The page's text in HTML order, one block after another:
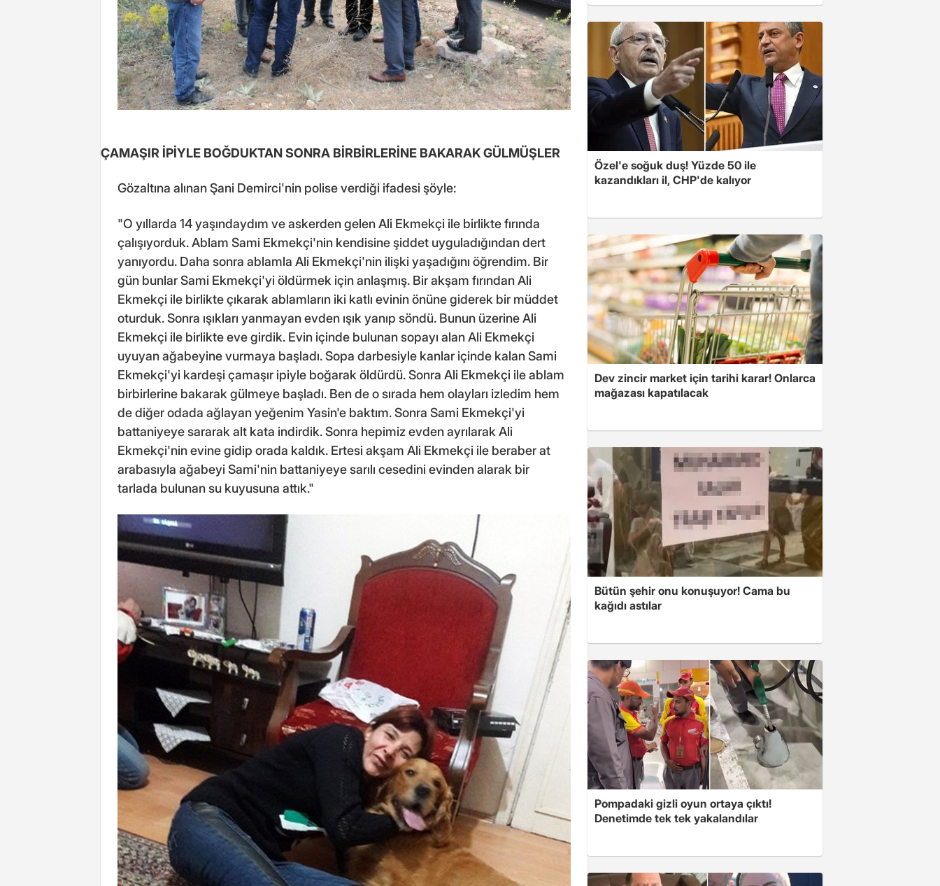
ÇAMAŞIR İPİYLE BOĞDUKTAN SONRA BİRBİRLERİNE BAKARAK GÜLMÜŞLER
Gözaltına alınan Şani Demirci'nin polise verdiği ifadesi şöyle:
"O yıllarda 14 yaşındaydım ve askerden gelen Ali Ekmekçi ile birlikte fırında
çalışıyorduk. Ablam Sami Ekmekçi'nin kendisine şiddet uyguladığından dert
yanıyordu. Daha sonra ablamla Ali Ekmekçi'nin ilişki yaşadığını öğrendim. Bir
gün bunlar Sami Ekmekçi'yi öldürmek için anlaşmış. Bir akşam fırından Ali
Ekmekçi ile birlikte çıkarak ablamların iki katlı evinin önüne giderek bir müddet
oturduk. Sonra ışıkları yanmayan evden ışık yanıp söndü. Bunun üzerine Ali
Ekmekçi ile birlikte eve girdik. Evin içinde bulunan sopayı alan Ali Ekmekçi
uyuyan ağabeyine vurmaya başladı. Sopa darbesiyle kanlar içinde kalan Sami
Ekmekçi'yi kardeşi çamaşır ipiyle boğarak öldürdü. Sonra Ali Ekmekçi ile ablam
birbirlerine bakarak gülmeye başladı. Ben de o sırada hem olayları izledim hem
de diğer odada ağlayan yeğenim Yasin'e baktım. Sonra Sami Ekmekçi'yi
battaniyeye sararak alt kata indirdik. Sonra hepimiz evden ayrılarak Ali
Ekmekçi'nin evine gidip orada kaldık. Ertesi akşam Ali Ekmekçi ile beraber at
arabasıyla ağabeyi Sami'nin battaniyeye sarılı cesedini evinden alarak bir
tarlada bulunan su kuyusuna attık."
Özel'e soğuk duş! Yüzde 50 ile
kazandıkları il, CHP'de kalıyor
Dev zincir market için tarihi karar! Onlarca
mağazası kapatılacak
Bütün şehir onu konuşuyor! Cama bu
kağıdı astılar
Pompadaki gizli oyun ortaya çıktı!
Denetimde tek tek yakalandılar